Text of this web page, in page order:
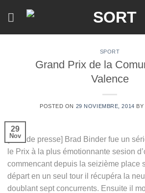
SPORT
Grand Prix de la
Valence
POSTED ON 29 NOVIEMBRE, 2014 BY
29
Nov
[note de presse] Brad Binder fue un
le Prix à la plus émotionnante sesion
commencant depuis la seizième place
départ en un seul tour il récupéra la
doublant sept concurrents. Ensuite il